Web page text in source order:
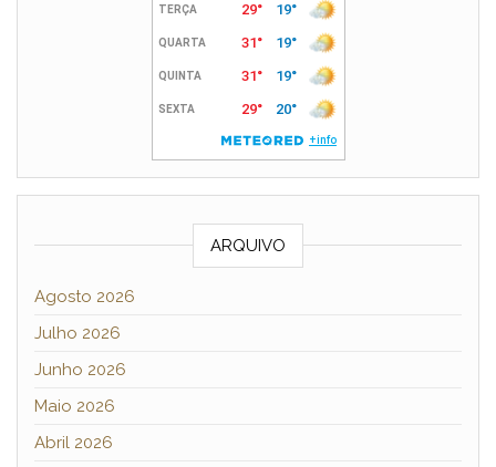
ARQUIVO
Agosto 2026
Julho 2026
Junho 2026
Maio 2026
Abril 2026